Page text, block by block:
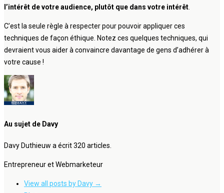
l’intérêt de votre audience, plutôt que dans votre intérêt.
C’est la seule règle à respecter pour pouvoir appliquer ces
techniques de façon éthique. Notez ces quelques techniques, qui
devraient vous aider à convaincre davantage de gens d’adhérer à
votre cause !
Au sujet de Davy
Davy Duthieuw a écrit 320 articles.
Entrepreneur et Webmarketeur
View all posts by Davy →